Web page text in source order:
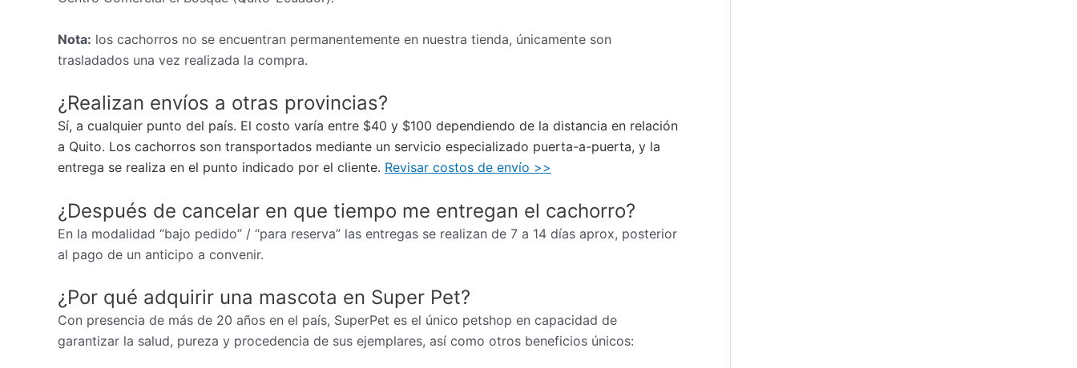
Nota: los cachorros no se encuentran permanentemente en nuestra tienda, únicamente son
trasladados una vez realizada la compra.
¿Realizan envíos a otras provincias?
Sí, a cualquier punto del país. El costo varía entre $40 y $100 dependiendo de la distancia en relación
a Quito. Los cachorros son transportados mediante un servicio especializado puerta-a-puerta, y la
entrega se realiza en el punto indicado por el cliente. Revisar costos de envío >>
¿Después de cancelar en que tiempo me entregan el cachorro?
En la modalidad “bajo pedido” / “para reserva” las entregas se realizan de 7 a 14 días aprox, posterior
al pago de un anticipo a convenir.
¿Por qué adquirir una mascota en Super Pet?
Con presencia de más de 20 años en el país, SuperPet es el único petshop en capacidad de
garantizar la salud, pureza y procedencia de sus ejemplares, así como otros beneficios únicos: